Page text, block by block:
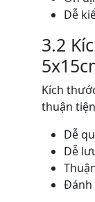
Dễ
3.2
Kích
thuận
Dễ
Dễ
Đánh